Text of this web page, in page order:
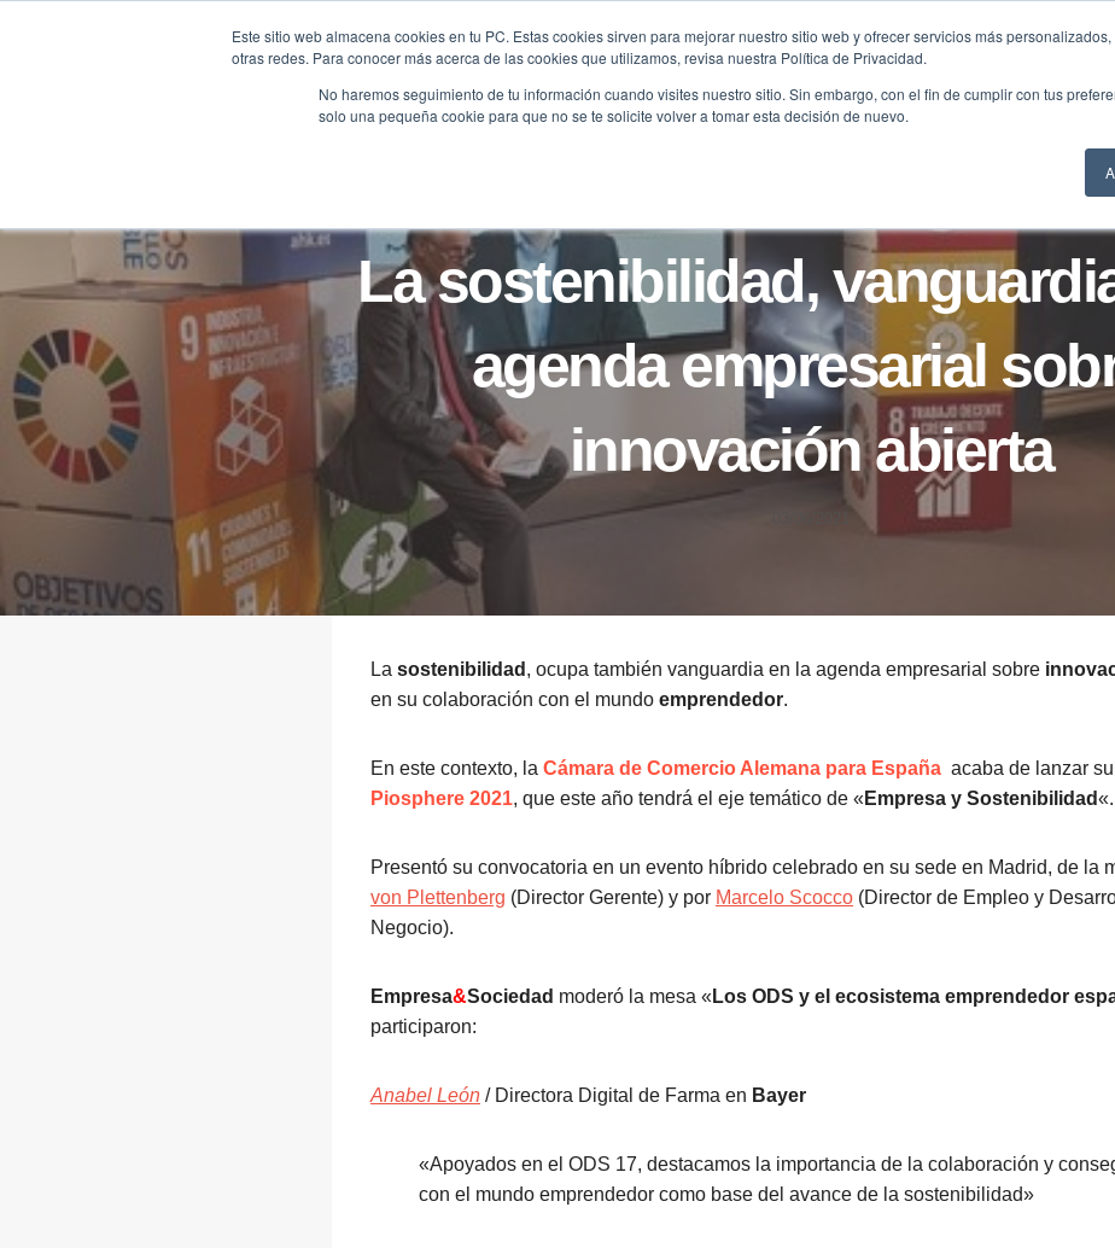
Este sitio web almacena cookies en tu PC. Estas cookies sirven para mejorar nuestro sitio web y ofrecer servicios más
otras redes. Para conocer más acerca de las cookies que utilizamos, revisa nuestra Política de Privacidad.
No haremos seguimiento de tu información cuando visites nuestro sitio. Sin embargo, con el fin de cumplir con tus
solo una pequeña cookie para que no se te solicite volver a tomar esta decisión de nuevo.
HOME B2B FILANTROPÍA LONGEVIDAD
La sostenibilidad,
agenda empresarial
innovación abierta
La sostenibilidad , ocupa también vanguardia en la agenda empresarial sobre
en su colaboración con el mundo emprendedor.
En este contexto, la Cámara de Comercio Alemana para España acaba de lanzar su
Piosphere 2021, que este año tendrá el eje temático de « Empresa y Sostenibilidad«.
Presentó su convocatoria en un evento híbrido celebrado en su sede en Madrid, de la
von Plettenberg (Director Gerente) y por Marcelo Scocco (Director de Empleo y
Negocio).
Empresa&Sociedad moderó la mesa « Los ODS y el ecosistema emprendedor
participaron:
Anabel León / Directora Digital de Farma en Bayer
«Apoyados en el ODS 17, destacamos la importancia de la colaboración y
con el mundo emprendedor como base del avance de la sostenibilidad»